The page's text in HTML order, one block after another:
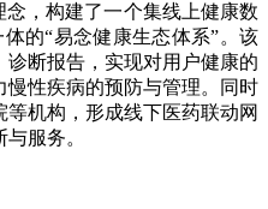
，构建了一个集线上健康数
的“易念健康生态体系”。该
断报告，实现对用户健康的
性疾病的预防与管理。同时
机构，形成线下医药联动网
服务。